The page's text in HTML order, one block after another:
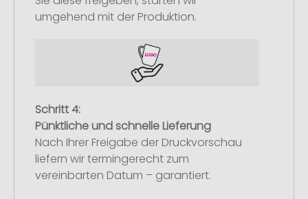
umgehend mit der Produktion.
Schritt 4:
Pünktliche und schnelle Lieferung
Nach Ihrer Freigabe der Druckvorschau
liefern wir termingerecht zum
vereinbarten Datum – garantiert.